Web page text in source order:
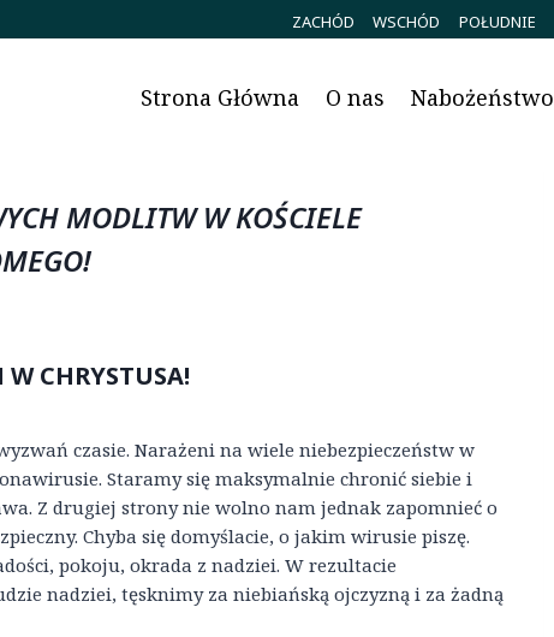
ZACHÓD WSCHÓD POŁUDNIE
Strona Główna O nas Nabożeństwo
MODLITW W KOŚCIELE
CHRYSTUSA!
czasie. Narażeni na wiele niebezpieczeństw w
Staramy się maksymalnie chronić siebie i
Z drugiej strony nie wolno nam jednak zapomnieć o
Chyba się domyślacie, o jakim wirusie piszę.
pokoju, okrada z nadziei. W rezultacie
nadziei, tęsknimy za niebiańską ojczyzną i za żadną